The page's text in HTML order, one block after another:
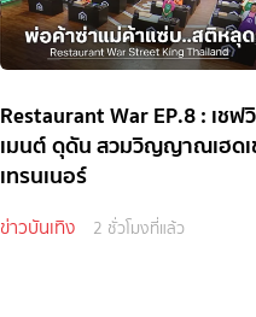
Restaurant War EP.8 : เชฟ
เมนต์ ดุดัน สวมวิญญาณเฮด
เทรนเนอร์
ข่าวบันเทิง 2 ชั่วโมงที่แล้ว